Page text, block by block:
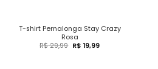
T-shirt Pernalonga Stay Crazy
Rosa
R$29,99 R$ 19,99